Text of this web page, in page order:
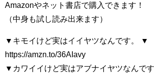
Amazonやネット書店で購入できます！
（中身も試し読み出来ます）
▼キモイけど実はイイヤツなんです。 ▼
https://amzn.to/36AIavy
▼カワイイけど実はアブナイヤツなんで